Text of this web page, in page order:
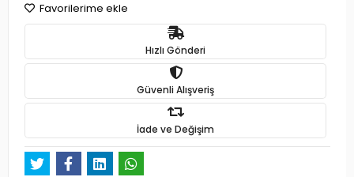
Favorilerime ekle
Hızlı Gönderi
Güvenli Alışveriş
İade ve Değişim